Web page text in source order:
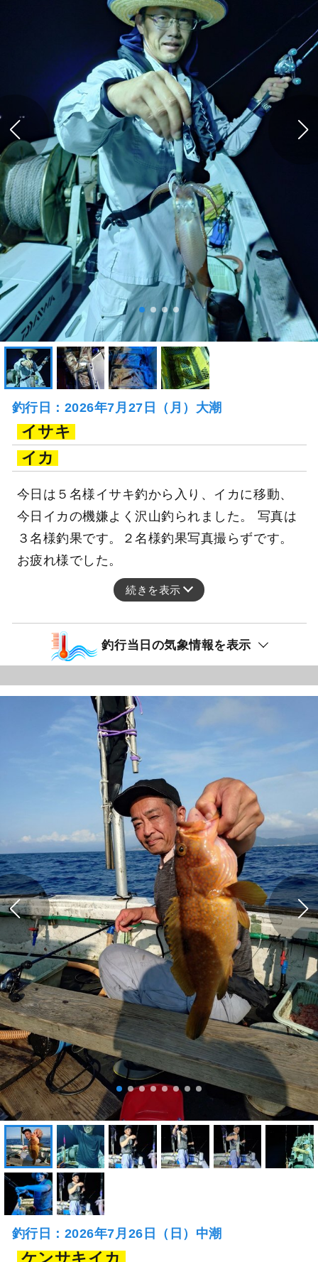
釣行日：2026年7月27日（月）大潮
イサキ
イカ
今日は５名様イサキ釣から入り、イカに移動、
今日イカの機嫌よく沢山釣られました。 写真は
３名様釣果です。２名様釣果写真撮らずです。
お疲れ様でした。
続きを表示
釣行当日の気象情報を表示
釣行日：2026年7月26日（日）中潮
ケンサキイカ